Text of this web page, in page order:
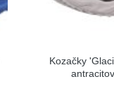
Kozačky